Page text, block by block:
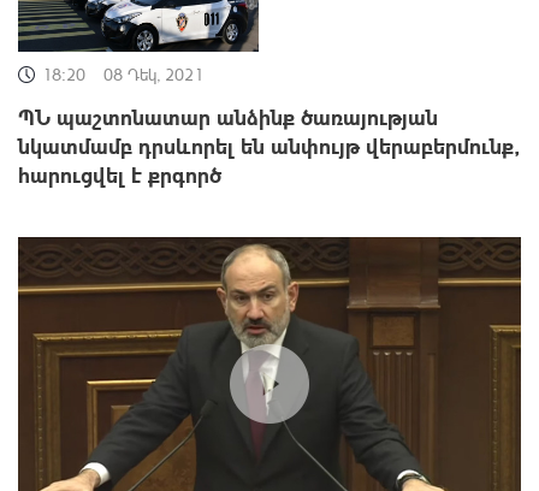
18:20 08 Դեկ, 2021
ՊՆ պաշտոնատար անձինք ծառայության
նկատմամբ դրսևորել են անփույթ վերաբերմունք,
հարուցվել է քրգործ